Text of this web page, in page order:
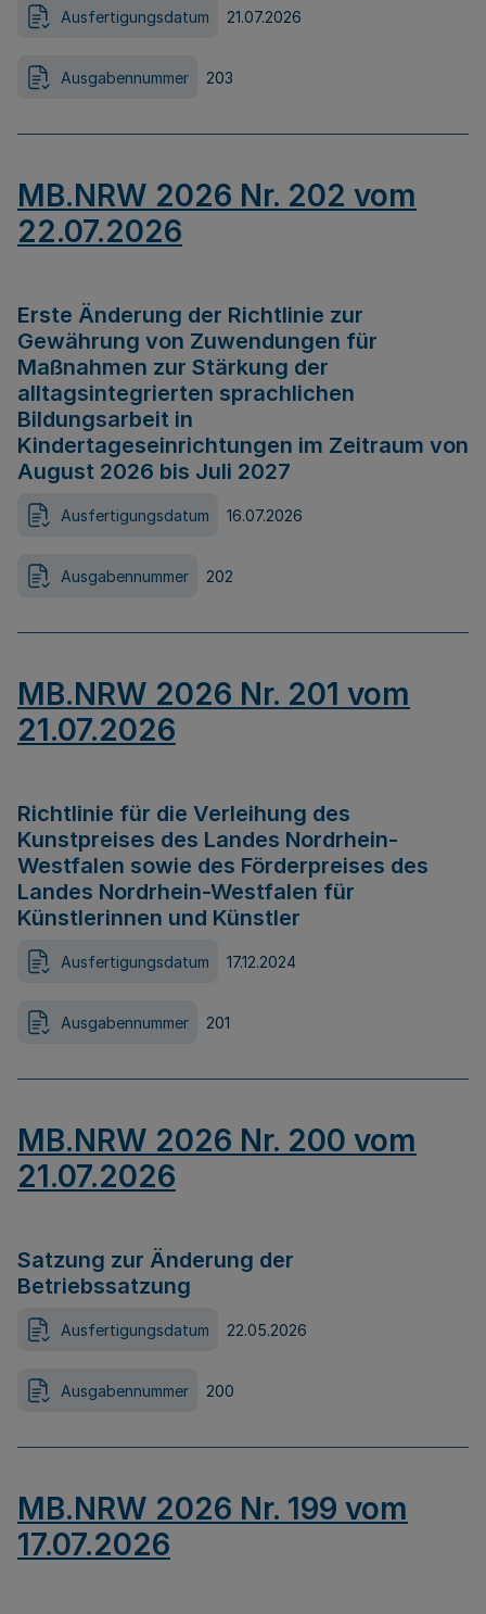
Ausfertigungsdatum 21.07.2026
Ausgabennummer 203
MB.NRW 2026 Nr. 202 vom
22.07.2026
Erste Änderung der Richtlinie zur
Gewährung von Zuwendungen für
Maßnahmen zur Stärkung der
alltagsintegrierten sprachlichen
Bildungsarbeit in
Kindertageseinrichtungen im Zeitraum von
August 2026 bis Juli 2027
Ausfertigungsdatum 16.07.2026
Ausgabennummer 202
MB.NRW 2026 Nr. 201 vom
21.07.2026
Richtlinie für die Verleihung des
Kunstpreises des Landes Nordrhein-
Westfalen sowie des Förderpreises des
Landes Nordrhein-Westfalen für
Künstlerinnen und Künstler
Ausfertigungsdatum 17.12.2024
Ausgabennummer 201
MB.NRW 2026 Nr. 200 vom
21.07.2026
Satzung zur Änderung der
Betriebssatzung
Ausfertigungsdatum 22.05.2026
Ausgabennummer 200
MB.NRW 2026 Nr. 199 vom
17.07.2026